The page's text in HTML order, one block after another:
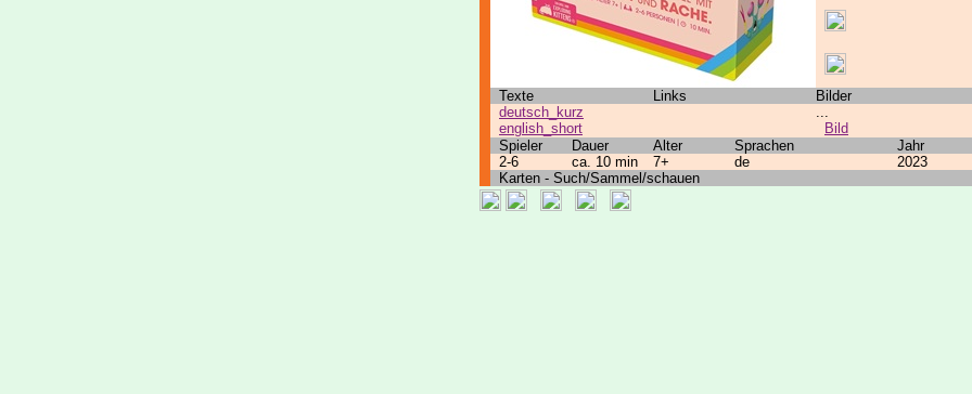
Texte Links
Bilder
deutsch_kurz
english_short
...
Bild
Spieler
Dauer Alter Sprachen
Jahr
2-6
ca. 10 min 7+ de
2023
Karten - Such/Sammel/schauen